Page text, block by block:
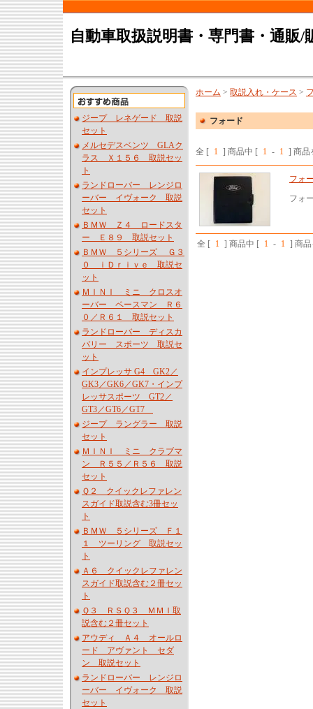
自動車取扱説明書・専門書・通販/
ジープ レネゲード 取説
セット
メルセデスベンツ GLAク
ラス Ｘ１５６ 取説セッ
ト
ランドローバー レンジロ
ーバー イヴォーク 取説
セット
ＢＭＷ Ｚ４ ロードスタ
ー Ｅ８９ 取説セット
ＢＭＷ ５シリーズ Ｇ３
０ ｉＤｒｉｖｅ 取説セ
ット
ＭＩＮＩ ミニ クロスオ
ーバー ペースマン Ｒ６
０／Ｒ６１ 取説セット
ランドローバー ディスカ
バリー スポーツ 取説セ
ット
インプレッサ G4 GK2／
GK3／GK6／GK7・インプ
レッサスポーツ GT2／
GT3／GT6／GT7
ジープ ラングラー 取説
セット
ＭＩＮＩ ミニ クラブマ
ン Ｒ５５／Ｒ５６ 取説
セット
Ｑ２ クイックレファレン
スガイド取説含む3冊セッ
ト
ＢＭＷ ５シリーズ Ｆ１
１ ツーリング 取説セッ
ト
Ａ６ クイックレファレン
スガイド取説含む２冊セッ
ト
Ｑ３ ＲＳＱ３ ＭＭＩ取
説含む２冊セット
アウディ Ａ４ オールロ
ード アヴァント セダ
ン 取説セット
ランドローバー レンジロ
ーバー イヴォーク 取説
セット
ホーム > 取説入れ・ケース >
フォード
全 [ 1 ] 商品中 [ 1 - 1 ] 商品
フォ
フォ
全 [ 1 ] 商品中 [ 1 - 1 ] 商